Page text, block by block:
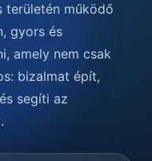
területén működő
gyors és
amely nem csak
bizalmat épít,
segíti az